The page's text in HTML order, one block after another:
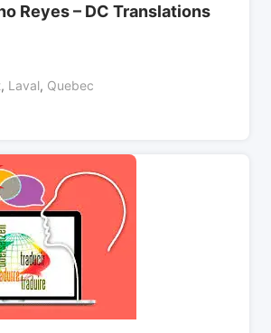
Reyes – DC Translations
, Laval, Quebec